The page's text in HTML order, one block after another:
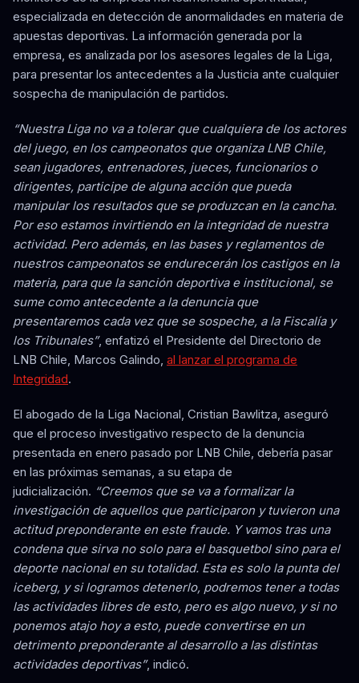
especializada en detección de anormalidades en materia de
apuestas deportivas. La información generada por la
empresa, es analizada por los asesores legales de la Liga,
para presentar los antecedentes a la Justicia ante cualquier
sospecha de manipulación de partidos.
“Nuestra Liga no va a tolerar que cualquiera de los actores
del juego, en los campeonatos que organiza LNB Chile,
sean jugadores, entrenadores, jueces, funcionarios o
dirigentes, participe de alguna acción que pueda
manipular los resultados que se produzcan en la cancha.
Por eso estamos invirtiendo en la integridad de nuestra
actividad. Pero además, en las bases y reglamentos de
nuestros campeonatos se endurecerán los castigos en la
materia, para que la sanción deportiva e institucional, se
sume como antecedente a la denuncia que
presentaremos cada vez que se sospeche, a la Fiscalía y
los Tribunales”, enfatizó el Presidente del Directorio de
LNB Chile, Marcos Galindo, al lanzar el programa de
Integridad.
El abogado de la Liga Nacional, Cristian Bawlitza, aseguró
que el proceso investigativo respecto de la denuncia
presentada en enero pasado por LNB Chile, debería pasar
en las próximas semanas, a su etapa de
judicialización. “Creemos que se va a formalizar la
investigación de aquellos que participaron y tuvieron una
actitud preponderante en este fraude. Y vamos tras una
condena que sirva no solo para el basquetbol sino para el
deporte nacional en su totalidad. Esta es solo la punta del
iceberg, y si logramos detenerlo, podremos tener a todas
las actividades libres de esto, pero es algo nuevo, y si no
ponemos atajo hoy a esto, puede convertirse en un
detrimento preponderante al desarrollo a las distintas
actividades deportivas”, indicó.